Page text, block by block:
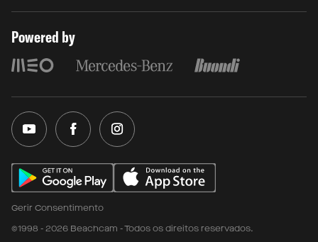
Powered by
Gerir Consentimento
©1998 - 2026 Beachcam - Todos os direitos reservados.